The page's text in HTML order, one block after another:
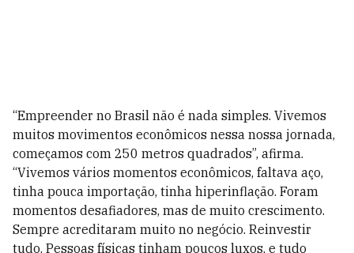
“Empreender no Brasil não é nada simples. Vivemos
muitos movimentos econômicos nessa nossa jornada,
começamos com 250 metros quadrados”, afirma.
“Vivemos vários momentos econômicos, faltava aço,
tinha pouca importação, tinha hiperinflação. Foram
momentos desafiadores, mas de muito crescimento.
Sempre acreditaram muito no negócio. Reinvestir
tudo. Pessoas físicas tinham poucos luxos, e tudo